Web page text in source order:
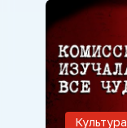
Культура